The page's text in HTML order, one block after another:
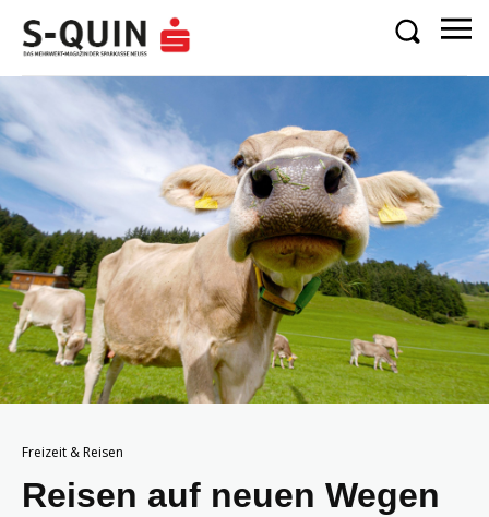
Freizeit & Reisen
Reisen auf neuen Wegen